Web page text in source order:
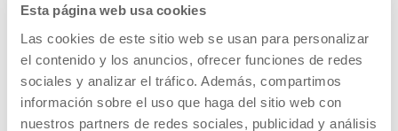
Esta página web usa cookies
Las cookies de este sitio web se usan para personalizar
el contenido y los anuncios, ofrecer funciones de redes
sociales y analizar el tráfico. Además, compartimos
información sobre el uso que haga del sitio web con
nuestros partners de redes sociales, publicidad y análisis
Pertenece a Proyecto:
Architectus Omnibus?
El proyecto se basa en un decálogo de diez conceptos
ideados por el arquitecto Andrés Jaque y los diez
proyectos seleccionados muestran diversas propuestas de